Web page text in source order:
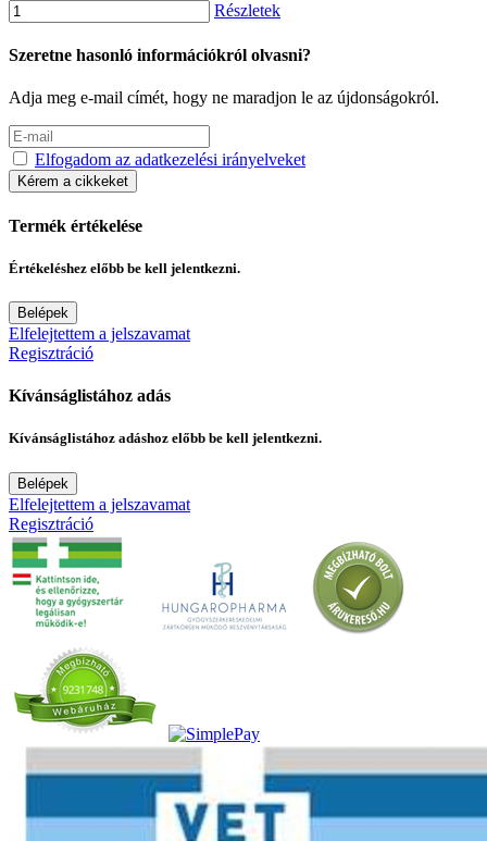
Részletek
Szeretne hasonló információkról olvasni?
Adja meg e-mail címét, hogy ne maradjon le az újdonságokról.
Elfogadom az adatkezelési irányelveket
Kérem a cikkeket
Termék értékelése
Értékeléshez előbb be kell jelentkezni.
Belépek
Elfelejtettem a jelszavamat
Regisztráció
Kívánságlistához adás
Kívánságlistához adáshoz előbb be kell jelentkezni.
Belépek
Elfelejtettem a jelszavamat
Regisztráció